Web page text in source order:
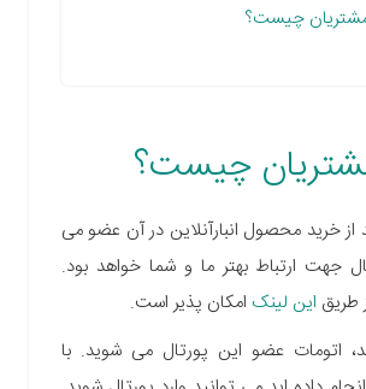
مشتریان چیست؟
چیست؟
از خرید محصول انبارآنلاین در آن عضو می
جهت ارتباط بهتر ما و شما خواهد بود.
طریق این لینک امکان پذیر است.
اتومات عضو این پورتال می شوید. با